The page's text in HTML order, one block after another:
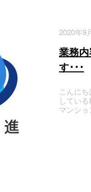
2020年9
業務
す･･･
こんに
してい
マンシ